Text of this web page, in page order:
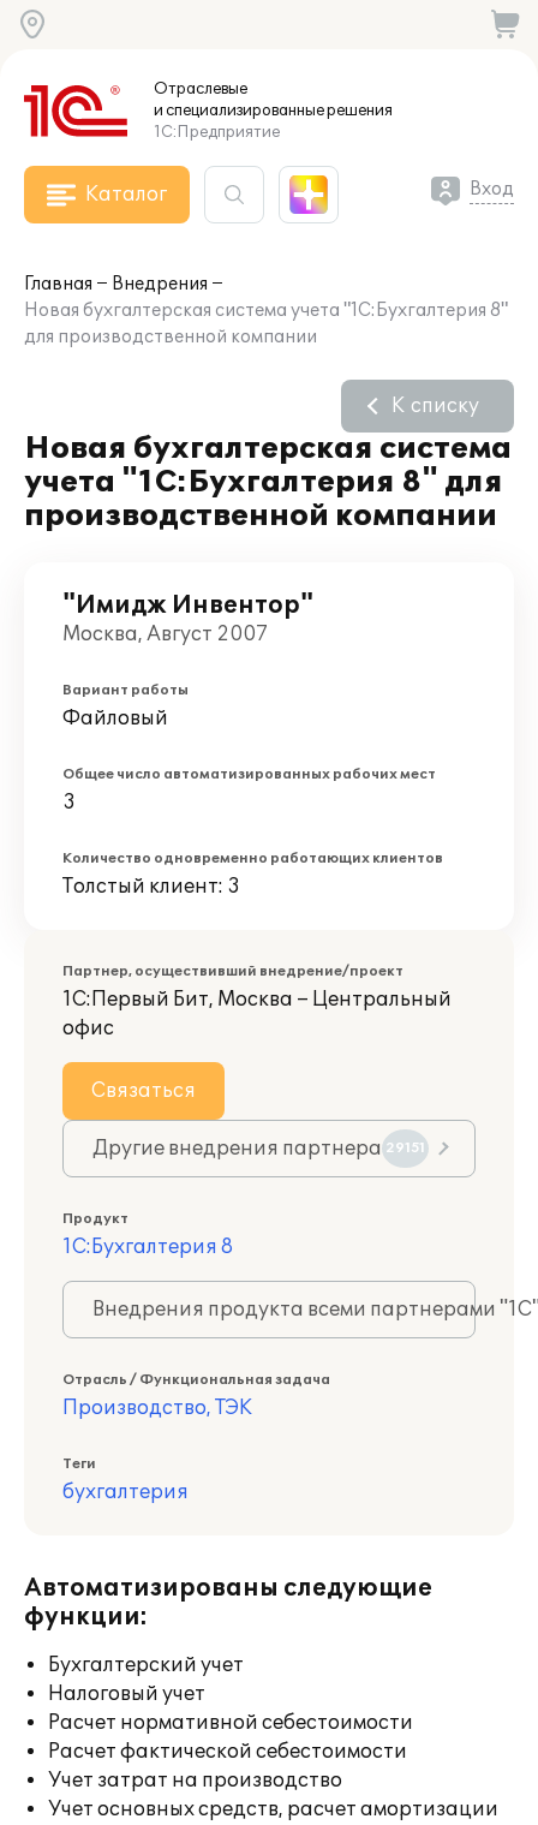
Отраслевые
и специализированныерешения
1С:Предприятие
Каталог Вход
Главная
Внедрения
Новая бухгалтерская система учета "1С:Бухгалтерия 8"
для производственной компании
Новая бухгалтерская система
учета "1С:Бухгалтерия 8" для
производственной компании
К списку
"Имидж Инвентор"
Москва, Август 2007
Вариант работы
Файловый
Общее число автоматизированных рабочих мест
3
Количество одновременно работающих клиентов
Толстый клиент: 3
Партнер, осуществивший внедрение/проект
1С:Первый Бит, Москва – Центральный
офис
Связаться
Другие внедрения партнера 29151
Продукт
1С:Бухгалтерия 8
Внедрения продукта всеми партнерами
Отрасль / Функциональная задача
Производство, ТЭК
Теги
бухгалтерия
Автоматизированы следующие
функции:
Бухгалтерский учет
Налоговый учет
Расчет нормативной себестоимости
Расчет фактической себестоимости
Учет затрат на производство
Учет основных средств, расчет амортизации